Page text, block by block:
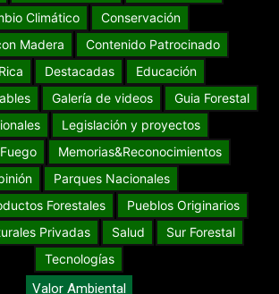
Climático
Conservación
Madera
Contenido Patrocinado
Destacadas
Educación
Galería de videos
Guia Forestal
Legislación y proyectos
Memorias&Reconocimientos
Parques Nacionales
Forestales
Pueblos Originarios
Privadas
Salud
Sur Forestal
Tecnologías
Valor Ambiental